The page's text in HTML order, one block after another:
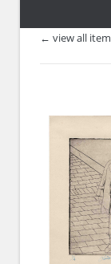
← view all